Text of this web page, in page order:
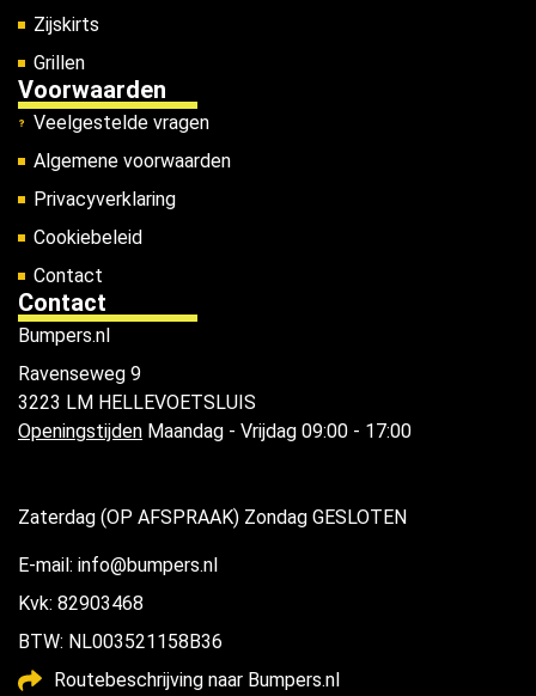
Zijskirts
Grillen
Voorwaarden
Veelgestelde vragen
Algemene voorwaarden
Privacyverklaring
Cookiebeleid
Contact
Contact
Bumpers.nl
Ravenseweg 9
3223 LM HELLEVOETSLUIS
Openingstijden Maandag - Vrijdag 09:00 - 17:00
Zaterdag (OP AFSPRAAK) Zondag GESLOTEN
E-mail: info@bumpers.nl
Kvk: 82903468
BTW: NL003521158B36
Routebeschrijving naar Bumpers.nl